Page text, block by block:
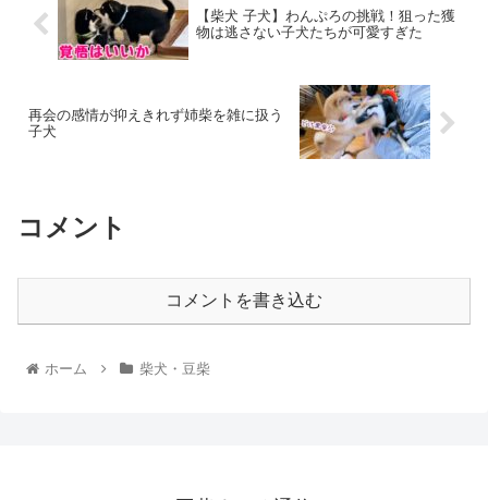
【柴犬 子犬】わんぷろの挑戦！狙った獲
物は逃さない子犬たちが可愛すぎた
再会の感情が抑えきれず姉柴を雑に扱う
子犬
コメント
コメントを書き込む
ホーム 柴犬・豆柴